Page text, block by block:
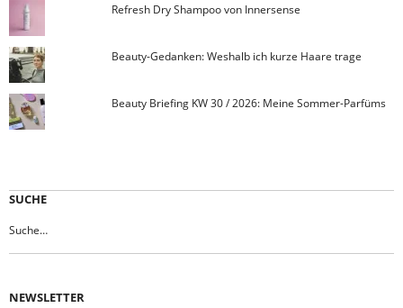
Refresh Dry Shampoo von Innersense
Beauty-Gedanken: Weshalb ich kurze Haare trage
Beauty Briefing KW 30 / 2026: Meine Sommer-Parfüms
SUCHE
NEWSLETTER